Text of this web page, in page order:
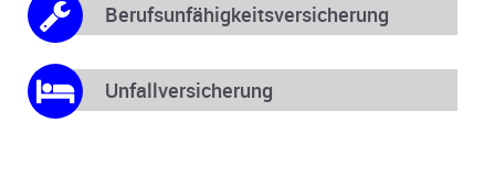
Berufsunfähigkeitsversicherung
Unfallversicherung